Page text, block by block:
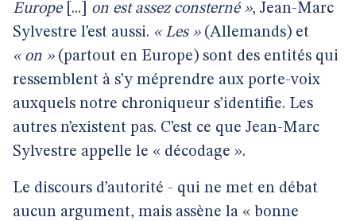
Europe [...] on est assez consterné », Jean-Marc
Sylvestre l’est aussi. « Les »(Allemands) et
« on »(partout en Europe) sont des entités qui
ressemblent à s’y méprendre aux porte-voix
auxquels notre chroniqueur s’identifie. Les
autres n’existent pas. C’est ce que Jean-Marc
Sylvestre appelle le « décodage ».
Le discours d’autorité - qui ne met en débat
aucun argument, mais assène la « bonne